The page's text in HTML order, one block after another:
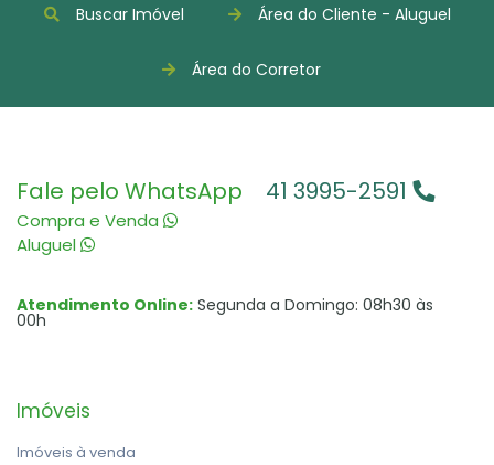
Buscar Imóvel Área do Cliente - Aluguel
Área do Corretor
Fale pelo WhatsApp
Compra e Venda
Aluguel
41 3995-2591
Atendimento Online: Segunda a Domingo: 08h30 às
00h
Imóveis
Imóveis à venda